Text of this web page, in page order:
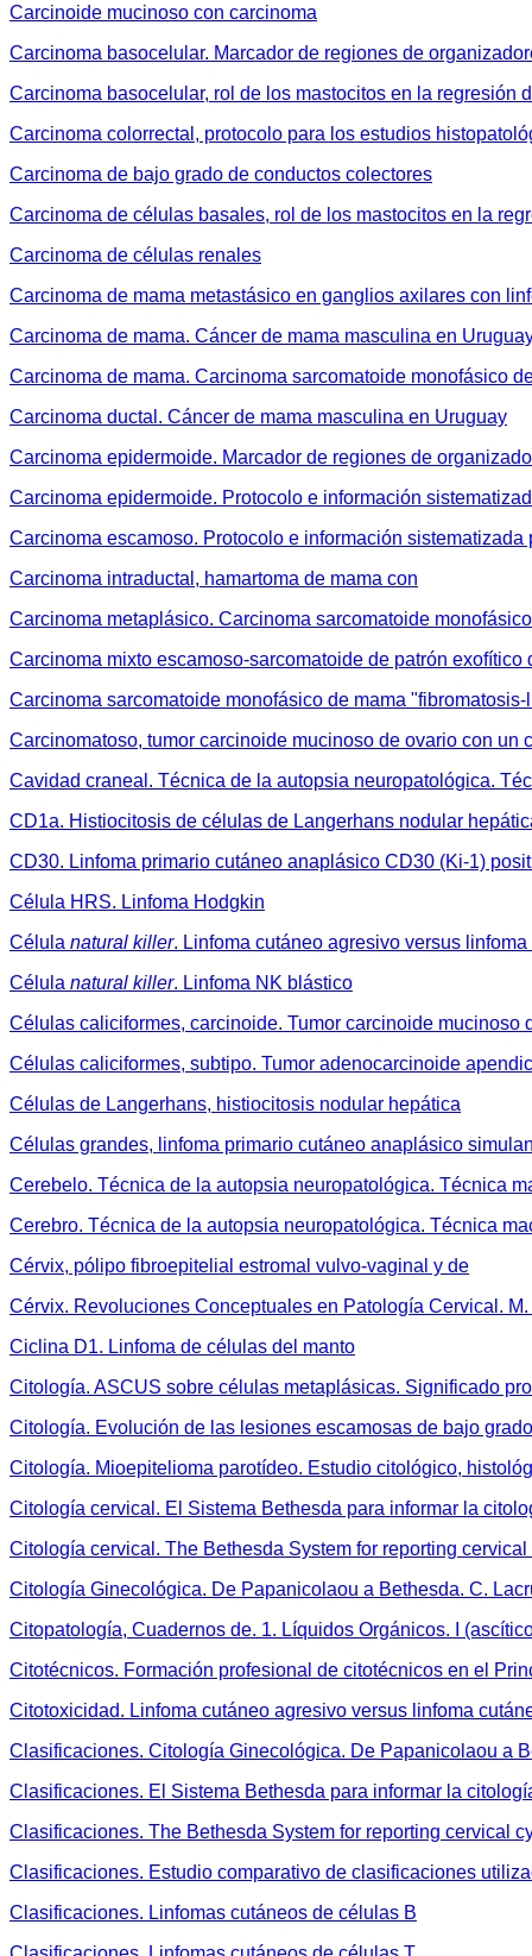
Carcinoide mucinoso con carcinoma
Carcinoma basocelular. Marcador de regiones de
Carcinoma basocelular, rol de los mastocitos en la regresión
Carcinoma colorrectal, protocolo para los estudios
Carcinoma de bajo grado de conductos colectores
Carcinoma de células basales, rol de los mastocitos en la
Carcinoma de células renales
Carcinoma de mama metastásico en ganglios axilares con
Carcinoma de mama. Cáncer de mama masculina en
Carcinoma de mama. Carcinoma sarcomatoide monofásico
Carcinoma ductal. Cáncer de mama masculina en Uruguay
Carcinoma epidermoide. Marcador de regiones de
Carcinoma epidermoide. Protocolo e información
Carcinoma escamoso. Protocolo e información
Carcinoma intraductal, hamartoma de mama con
Carcinoma metaplásico. Carcinoma sarcomatoide
Carcinoma mixto escamoso-sarcomatoide de patrón exofítico
Carcinoma sarcomatoide monofásico de mama "fibromatosis-
Carcinomatoso, tumor carcinoide mucinoso de ovario con un
Cavidad craneal. Técnica de la autopsia neuropatológica.
CD1a. Histiocitosis de células de Langerhans nodular
CD30. Linfoma primario cutáneo anaplásico CD30 (Ki-1)
Célula HRS. Linfoma Hodgkin
Célula natural killer. Linfoma cutáneo agresivo versus
Célula natural killer. Linfoma NK blástico
Células caliciformes, carcinoide. Tumor carcinoide mucinoso
Células caliciformes, subtipo. Tumor adenocarcinoide
Células de Langerhans, histiocitosis nodular hepática
Células grandes, linfoma primario cutáneo anaplásico
Cerebelo. Técnica de la autopsia neuropatológica. Técnica
Cerebro. Técnica de la autopsia neuropatológica. Técnica
Cérvix, pólipo fibroepitelial estromal vulvo-vaginal y de
Cérvix. Revoluciones Conceptuales en Patología Cervical. M.
Ciclina D1. Linfoma de células del manto
Citología. ASCUS sobre células metaplásicas. Significado
Citología. Evolución de las lesiones escamosas de bajo
Citología. Mioepitelioma parotídeo. Estudio citológico,
Citología cervical. El Sistema Bethesda para informar la
Citología cervical. The Bethesda System for reporting
Citología Ginecológica. De Papanicolaou a Bethesda. C.
Citopatología, Cuadernos de. 1. Líquidos Orgánicos. I
Citotécnicos. Formación profesional de citotécnicos en el
Citotoxicidad. Linfoma cutáneo agresivo versus linfoma
Clasificaciones. Citología Ginecológica. De Papanicolaou a
Clasificaciones. El Sistema Bethesda para informar la
Clasificaciones. The Bethesda System for reporting cervical
Clasificaciones. Estudio comparativo de clasificaciones
Clasificaciones. Linfomas cutáneos de células B